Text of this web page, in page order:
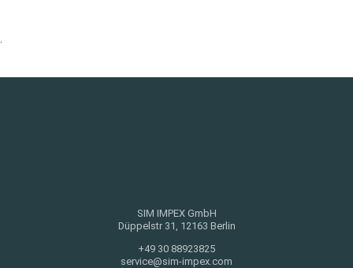
.
SIM IMPEX GmbH
Düppelstr 31, 12163 Berlin
+49 30 88923825
service@sim-impex.com